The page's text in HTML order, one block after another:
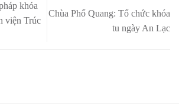
khóa
viện Trúc
Chùa Phổ Quang: Tổ chức khóa
tu ngày An Lạc